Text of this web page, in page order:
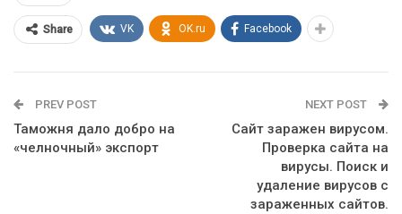
Share VK OK.ru Facebook
PREV POST
Таможня дало добро на
«челночный» экспорт
NEXT POST
Сайт заражен вирусом.
Проверка сайта на
вирусы. Поиск и
удаление вирусов с
зараженных сайтов.